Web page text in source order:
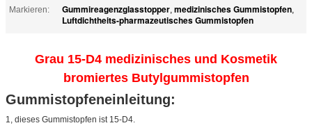
Markieren: Gummireagenzglasstopper, medizinisches Gummistopfen,
Luftdichtheits-pharmazeutisches Gummistopfen
Grau 15-D4 medizinisches und Kosmetik
bromiertes Butylgummistopfen
Gummistopfeneinleitung:
1, dieses Gummistopfen ist 15-D4.